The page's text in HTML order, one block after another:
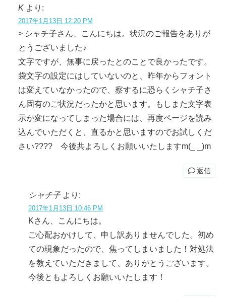
K より:
2017年1月13日 12:20 PM
> シャチ子さん、こんにちは。状況のご報告をありが
とうございました♪
文字ですが、無事に戻ったとのことで良かったです。
袋文字の設定にはしていないのと、昨年からフォント
は変えていなかったので、察するに恐らくシャチ子さ
ん固有のご状況だったかと思います。もしまた文字表
示が変になってしまった場合には、再度ページを読み
込んでいただくと、直るかと思いますのでお試しくだ
さい???? 今後共よろしくお願いいたしますm(_ _)m
返信
シャチ子 より:
2017年1月13日 10:46 PM
Kさん、こんにちは。
ご心配おかけして、申し訳ありませんでした。初め
ての現象だったので、焦ってしまいました！対処法
を教えていただきまして、ありがとうございます。
今後ともよろしくお願いいたします！